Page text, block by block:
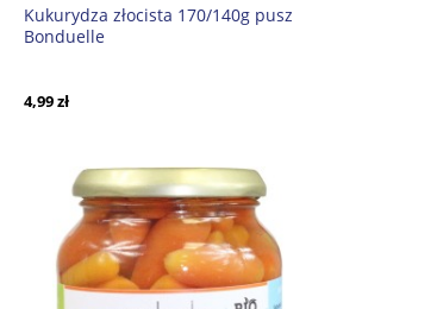
Kukurydza złocista 170/140g pusz
Bonduelle
4,99 zł